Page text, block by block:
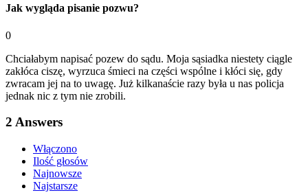
Jak wygląda pisanie pozwu?
0
Chciałabym napisać pozew do sądu. Moja sąsiadka niestety ciągle
zakłóca ciszę, wyrzuca śmieci na części wspólne i kłóci się, gdy
zwracam jej na to uwagę. Już kilkanaście razy była u nas policja
jednak nic z tym nie zrobili.
2 Answers
Włączono
Ilość głosów
Najnowsze
Najstarsze